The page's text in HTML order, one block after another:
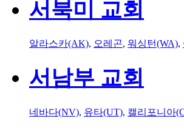
서북미 교회
알라스카(AK), 오레곤, 워싱턴(WA),
서남부 교회
네바다(NV), 유타(UT), 캘리포니아